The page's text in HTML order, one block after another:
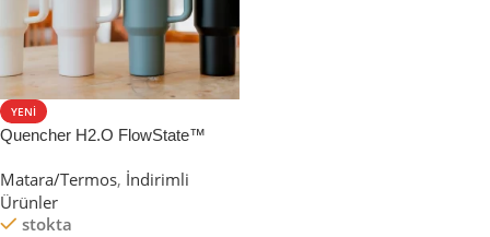
YENI
Quencher H2.O FlowState™
Matara/Termos, İndirimli
Ürünler
stokta